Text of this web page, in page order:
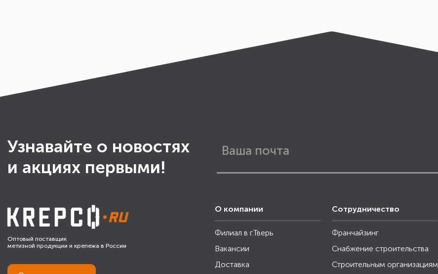
Узнавайте о новостях
и акциях первыми!
Оптовый поставщик
метизной продукции и крепежа в России
О компании
Филиал в г.Тверь
Вакансии
Доставка
Сотрудничество
Франчайзинг
Снабжение строительства
Строительным организациям